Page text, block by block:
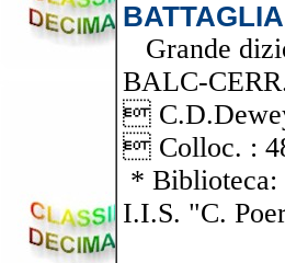
Grande
BALC-

 Colloc. :
* Biblioteca:
I.I.S. "C.